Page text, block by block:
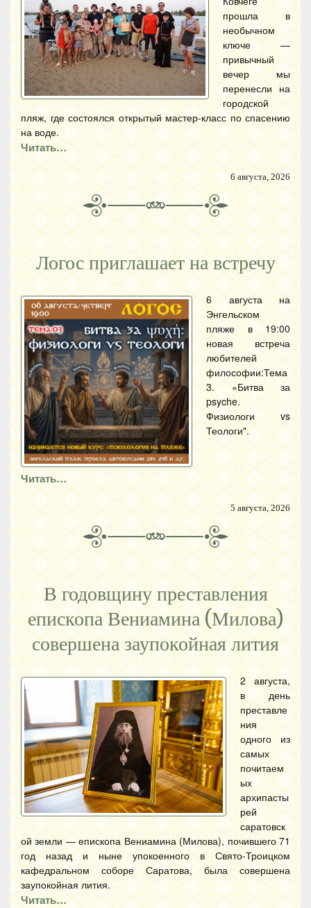
прошла в
необычном
ключе —
привычный
вечер мы
перенесли на
городской
пляж, где состоялся открытый мастер-класс по спасению
на воде.
Читать…
6 августа, 2026
Логос приглашает на встречу
6 августа на
Энгельском
пляже в 19:00
новая встреча
любителей
философии:Тема
3. «Битва за
psyche.
Физиологи vs
Теологи".
Читать…
5 августа, 2026
В годовщину преставления
епископа Вениамина (Милова)
совершена заупокойная лития
2 августа,
в день
преставле
ния
одного из
самых
почитаем
ых
архипасты
рей
саратовск
ой земли — епископа Вениамина (Милова), почившего 71
год назад и ныне упокоенного в Свято-Троицком
кафедральном соборе Саратова, была совершена
заупокойная лития.
Читать…